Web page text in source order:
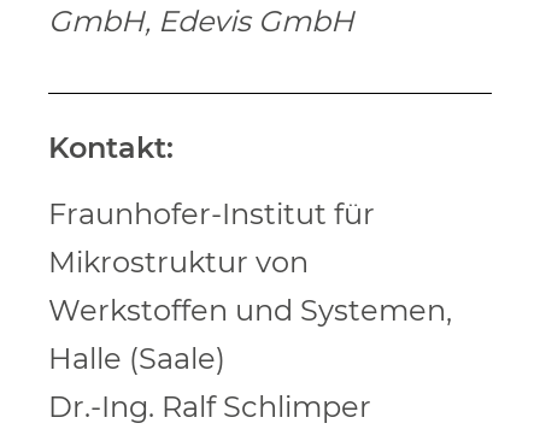
GmbH, Edevis GmbH
Kontakt:
Fraunhofer-Institut für
Mikrostruktur von
Werkstoffen und Systemen,
Halle (Saale)
Dr.-Ing. Ralf Schlimper